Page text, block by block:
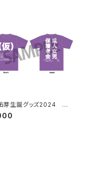
芽生誕グッズ2024 成
保護者会Tシャツ2024